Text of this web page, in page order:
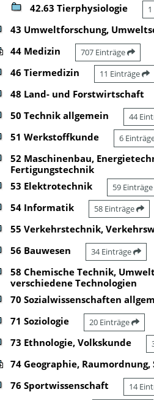
42.63 Tierphysiologie
43 Umweltforschung,
44 Medizin 707 Einträge
46 Tiermedizin 11 Einträge
48 Land- und Forstwirtschaft
50 Technik allgemein 44
51 Werkstoffkunde 6
52 Maschinenbau,
Fertigungstechnik
53 Elektrotechnik 59 Einträge
54 Informatik 58 Einträge
55 Verkehrstechnik,
56 Bauwesen 34 Einträge
58 Chemische Technik,
verschiedene Technologien
70 Sozialwissenschaften
71 Soziologie 20 Einträge
73 Ethnologie, Volkskunde
74 Geographie,
76 Sportwissenschaft 14